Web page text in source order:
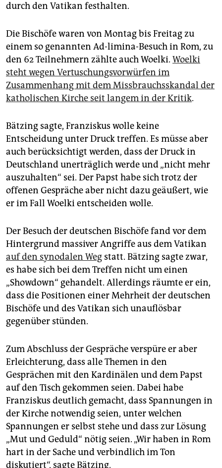
durch den Vatikan festhalten.
Die Bischöfe waren von Montag bis Freitag zu
einem so genannten Ad-limina-Besuch in Rom, zu
den 62 Teilnehmern zählte auch Woelki. Woelki
steht wegen Vertuschungsvorwürfen im
Zusammenhang mit dem Missbrauchsskandal der
katholischen Kirche seit langem in der Kritik.
Bätzing sagte, Franziskus wolle keine
Entscheidung unter Druck treffen. Es müsse aber
auch berücksichtigt werden, dass der Druck in
Deutschland unerträglich werde und „nicht mehr
auszuhalten“ sei. Der Papst habe sich trotz der
offenen Gespräche aber nicht dazu geäußert, wie
er im Fall Woelki entscheiden wolle.
Der Besuch der deutschen Bischöfe fand vor dem
Hintergrund massiver Angriffe aus dem Vatikan
auf den synodalen Weg statt. Bätzing sagte zwar,
es habe sich bei dem Treffen nicht um einen
„Showdown“ gehandelt. Allerdings räumte er ein,
dass die Positionen einer Mehrheit der deutschen
Bischöfe und des Vatikan sich unauflösbar
gegenüber stünden.
Zum Abschluss der Gespräche verspüre er aber
Erleichterung, dass alle Themen in den
Gesprächen mit den Kardinälen und dem Papst
auf den Tisch gekommen seien. Dabei habe
Franziskus deutlich gemacht, dass Spannungen in
der Kirche notwendig seien, unter welchen
Spannungen er selbst stehe und dass zur Lösung
„Mut und Geduld“ nötig seien. „Wir haben in Rom
hart in der Sache und verbindlich im Ton
diskutiert“, sagte Bätzing.